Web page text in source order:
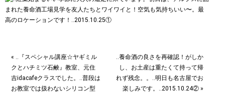
« ‥『スペシャル講座☆ヤギミル
クとハチミツ石鹸』教室、元住
吉idacafeクラスでした。‥普段は
お教室では扱わないシリコン型
‥養命酒の良さを再確認！がしか
し、お土産は重たくて持って帰
れず残念。。‥明日も名古屋でお
楽しみです。‥2015.10.24② »